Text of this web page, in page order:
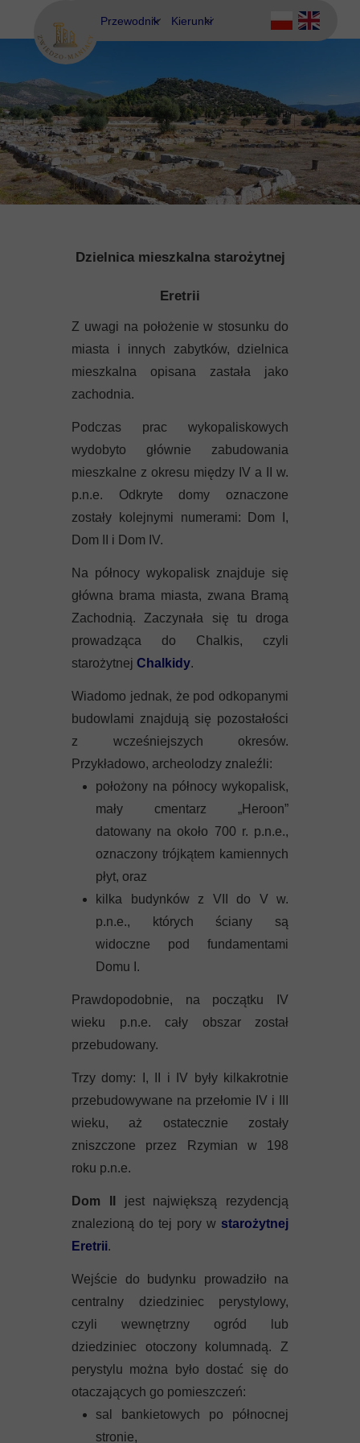
Przewodnik
Kos
Rodos
Kierunki
Delfy
Eubea
Kalimnos
Korfu
Kreta
Samos
Symi
Lanzarote
Dzielnica mieszkalna starożytnej
Eretrii
Z uwagi na położenie w stosunku do
miasta i innych zabytków, dzielnica
mieszkalna opisana zastała jako
zachodnia.
Podczas prac wykopaliskowych
wydobyto głównie zabudowania
mieszkalne z okresu między IV a II w.
p.n.e. Odkryte domy oznaczone
zostały kolejnymi numerami: Dom I,
Dom II i Dom IV.
Na północy wykopalisk znajduje się
główna brama miasta, zwana Bramą
Zachodnią. Zaczynała się tu droga
prowadząca do Chalkis, czyli
starożytnej Chalkidy.
Wiadomo jednak, że pod odkopanymi
budowlami znajdują się pozostałości
z wcześniejszych okresów.
Przykładowo, archeolodzy znaleźli:
położony na północy wykopalisk,
mały cmentarz „Heroon”
datowany na około 700 r. p.n.e.,
oznaczony trójkątem kamiennych
płyt, oraz
kilka budynków z VII do V w.
p.n.e., których ściany są
widoczne pod fundamentami
Domu I.
Prawdopodobnie, na początku IV
wieku p.n.e. cały obszar został
przebudowany.
Trzy domy: I, II i IV były kilkakrotnie
przebudowywane na przełomie IV i III
wieku, aż ostatecznie zostały
zniszczone przez Rzymian w 198
roku p.n.e.
Dom II
jest największą rezydencją
znalezioną do tej pory w starożytnej
Eretrii.
Wejście do budynku prowadziło na
centralny dziedziniec perystylowy,
czyli wewnętrzny ogród lub
dziedziniec otoczony kolumnadą. Z
perystylu można było dostać się do
otaczających go pomieszczeń:
sal bankietowych po północnej
stronie,